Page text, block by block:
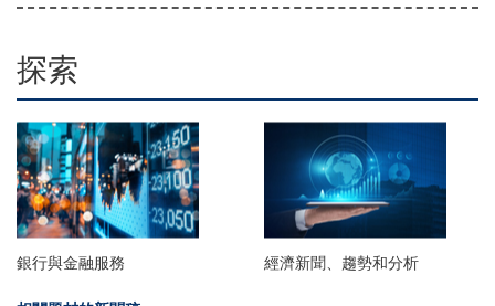
探索
銀行與金融服務
經濟新聞、趨勢和分析